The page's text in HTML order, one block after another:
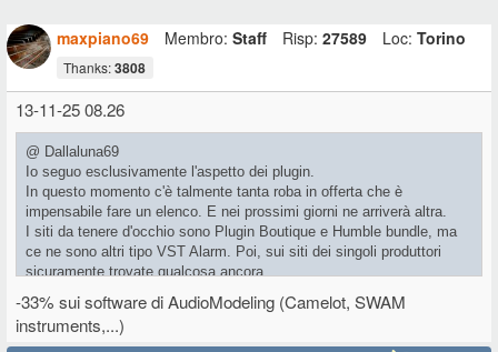
maxpiano69 Membro: Staff Risp: 27589 Loc: Torino
Thanks:3808
13-11-25 08.26
@ Dallaluna69
Io seguo esclusivamente l'aspetto dei plugin.
In questo momento c'è talmente tanta roba in offerta che è
impensabile fare un elenco. E nei prossimi giorni ne arriverà altra.
I siti da tenere d'occhio sono Plugin Boutique e Humble bundle, ma
ce ne sono altri tipo VST Alarm. Poi, sui siti dei singoli produttori
sicuramente trovate qualcosa ancora.
pieno.
-33% sui software di AudioModeling (Camelot, SWAM
instruments,...)